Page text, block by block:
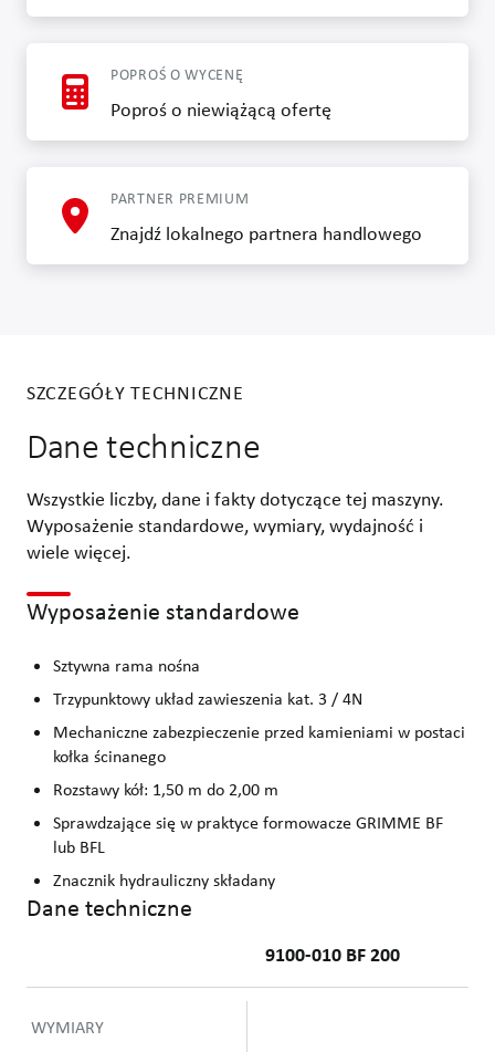
POPROŚ O WYCENĘ
Poproś o niewiążącą ofertę
PARTNER PREMIUM
Znajdź lokalnego partnera handlowego
SZCZEGÓŁY TECHNICZNE
Dane techniczne
Wszystkie liczby, dane i fakty dotyczące tej maszyny.
Wyposażenie standardowe, wymiary, wydajność i
wiele więcej.
Wyposażenie standardowe
Sztywna rama nośna
Trzypunktowy układ zawieszenia kat. 3 / 4N
Mechaniczne zabezpieczenie przed kamieniami w postaci
kołka ścinanego
Rozstawy kół: 1,50 m do 2,00 m
Sprawdzające się w praktyce formowacze GRIMME BF
lub BFL
Znacznik hydrauliczny składany
Dane techniczne
9100-010 BF 200
WYMIARY